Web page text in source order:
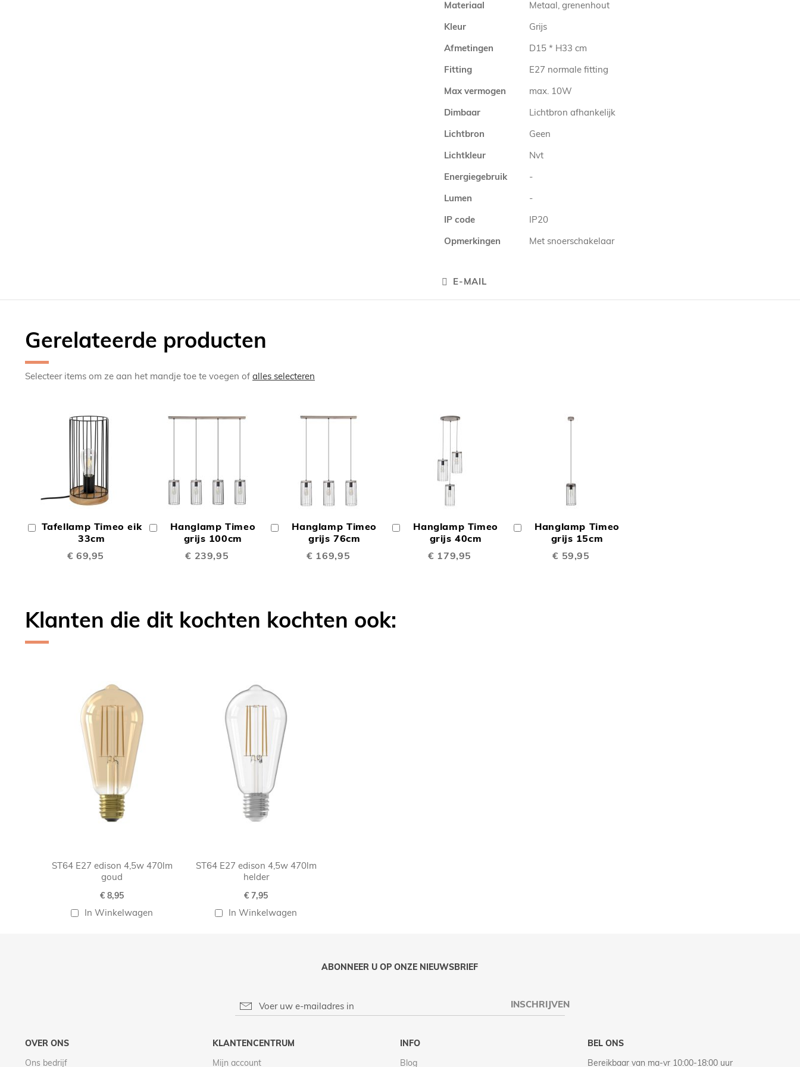
Materiaal
Metaal, grenenhout
Kleur
Grijs
Afmetingen
D15 * H33 cm
Fitting
E27 normale fitting
Max vermogen
max. 10W
Dimbaar
Lichtbron afhankelijk
Lichtbron
Geen
Lichtkleur
Nvt
Energiegebruik
-
Lumen
-
IP code
IP20
Opmerkingen
Met snoerschakelaar
E-MAIL
Gerelateerde producten
Selecteer items om ze aan het mandje toe te voegen of alles selecteren
Tafellamp Timeo eik
33cm
€ 69,95
In
Winkelwagen
TOEVOEGEN
Hanglamp Timeo
grijs 100cm
€ 239,95
Winkelwagen
TOEVOEGEN
TE
Hanglamp Timeo
grijs 76cm
€ 169,95
Winkelwagen
Hanglamp Timeo
grijs 40cm
€ 179,95
Winkelwagen
Hanglamp Timeo
grijs 15cm
€ 59,95
Winkelwagen
Klanten die dit kochten kochten ook:
ST64 E27 edison 4,5w 470lm
goud
€ 8,95
In Winkelwagen
ST64 E27 edison 4,5w 470lm
helder
€ 7,95
In Winkelwagen
ABONNEER U OP ONZE NIEUWSBRIEF
INSCHRIJVEN
OVER ONS
Ons bedrijf
KLANTENCENTRUM
Mijn account
INFO
Blog
BEL ONS
Bereikbaar van ma-vr 10:00-18:00 uur